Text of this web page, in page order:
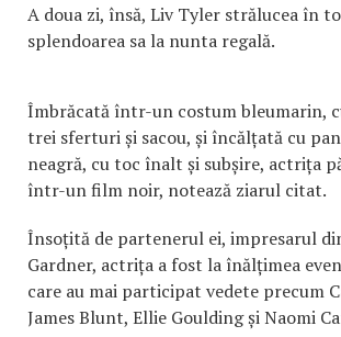
A doua zi, însă, Liv Tyler strălucea în
splendoarea sa la nunta regală.
Îmbrăcată într-un costum bleumarin,
trei sferturi și sacou, și încălțată cu
neagră, cu toc înalt și subșire, actrița
într-un film noir, notează ziarul citat.
Însoțită de partenerul ei, impresarul
Gardner, actrița a fost la înălțimea
care au mai participat vedete precum
James Blunt, Ellie Goulding și Naomi